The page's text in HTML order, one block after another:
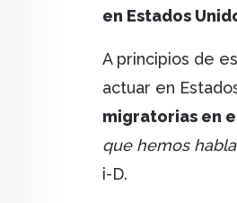
en Estados
A principios de
actuar en
migratorias en
que hemos
i-D.